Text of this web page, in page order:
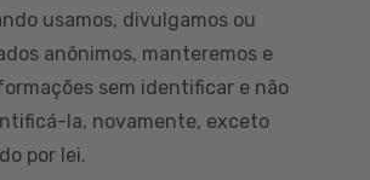
usamos, divulgamos ou
anônimos, manteremos e
sem identificar e não
la, novamente, exceto
por lei.